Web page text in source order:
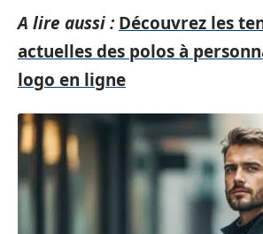
A lire aussi : Découvrez les
actuelles des polos à
logo en ligne